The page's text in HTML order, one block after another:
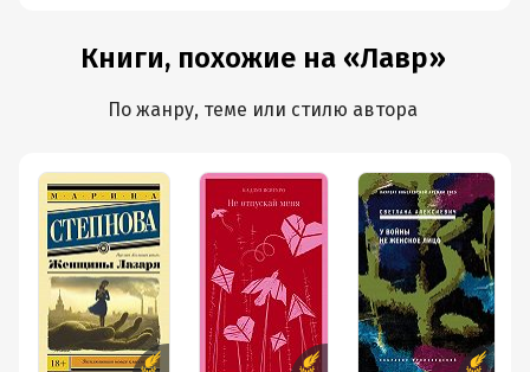
Книги, похожие на «Лавр»
По жанру, теме или стилю автора